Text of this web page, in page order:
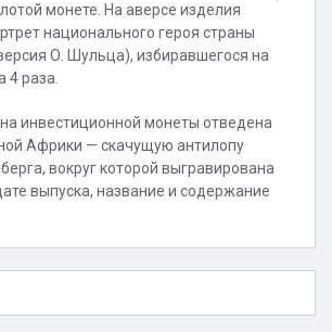
монете. На аверсе изделия
национального героя страны
О. Шульца), избиравшегося на
4 раза.
инвестиционной монеты отведена
Африки — скачущую антилопу
вокруг которой выгравирована
выпуска, название и содержание